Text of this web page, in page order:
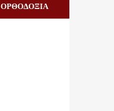
ΟΡΘΟΔΟΞΙΑ